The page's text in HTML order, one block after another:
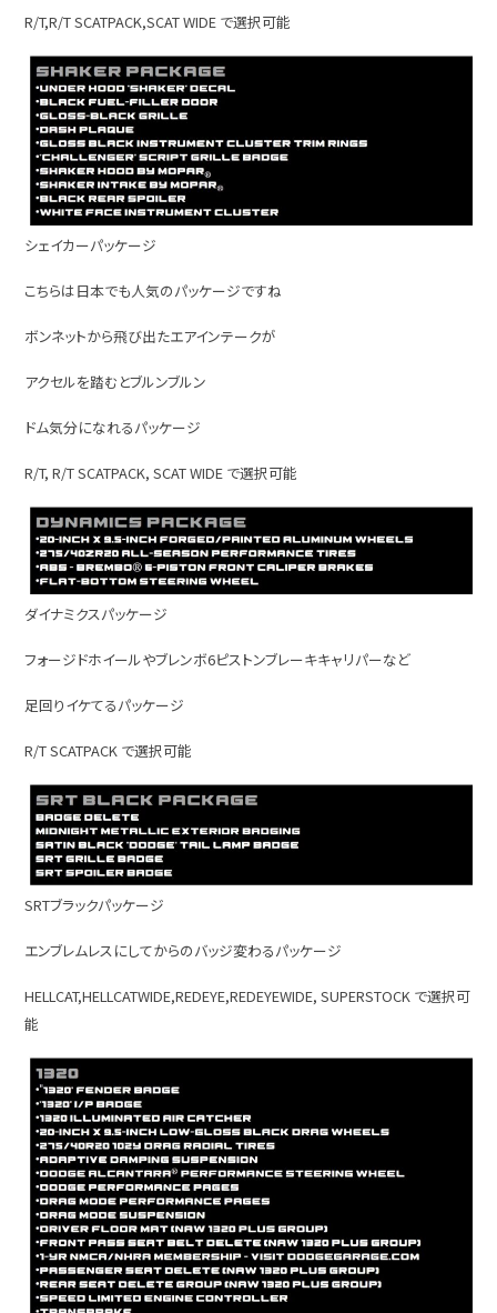
R/T,R/T SCATPACK,SCAT WIDE で選択可能
シェイカーパッケージ
こちらは日本でも人気のパッケージですね
ボンネットから飛び出たエアインテークが
アクセルを踏むとブルンブルン
ドム気分になれるパッケージ
R/T, R/T SCATPACK, SCAT WIDE で選択可能
ダイナミクスパッケージ
フォージドホイールやブレンボ6ピストンブレーキキャリパーなど
足回りイケてるパッケージ
R/T SCATPACK で選択可能
SRTブラックパッケージ
エンブレムレスにしてからのバッジ変わるパッケージ
HELLCAT,HELLCATWIDE,REDEYE,REDEYEWIDE, SUPERSTOCK で選択可
能